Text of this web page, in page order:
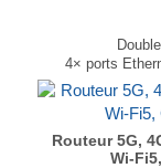
4× ports
Wi-Fi
Routeur 5G,
Wi-